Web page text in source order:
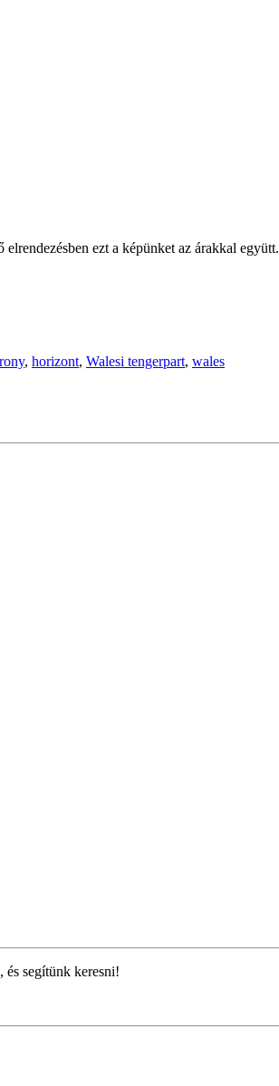
ezt a képünket az árakkal együtt.
, horizont, Walesi tengerpart, wales
és segítünk keresni!